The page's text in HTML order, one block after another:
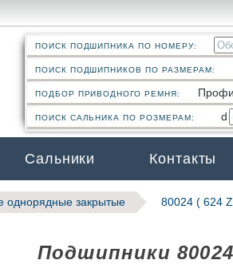
ПОИСК ПОДШИПНИКА ПО НОМЕРУ:
ПОИСК ПОДШИПНИКОВ ПО РАЗМЕРАМ:
ПОДБОР ПРИВОДНОГО РЕМНЯ:
ПОИСК САЛЬНИКА ПО РОЗМЕРАМ: d
Сальники Контакты
однорядные закрытые 80024 ( 624
Подшипники